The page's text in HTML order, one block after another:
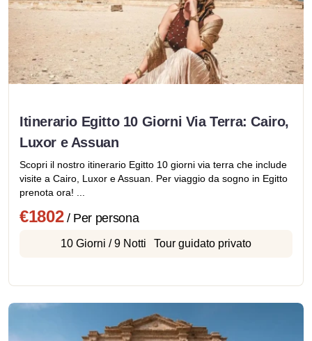
Itinerario Egitto 10 Giorni Via Terra: Cairo,
Luxor e Assuan
Scopri il nostro itinerario Egitto 10 giorni via terra che include
visite a Cairo, Luxor e Assuan. Per viaggio da sogno in Egitto
prenota ora! ...
€1802/ Per persona
10 Giorni / 9 Notti Tour guidato privato